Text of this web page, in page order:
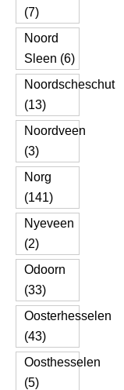
(7)
Noord
Sleen (6)
Noordscheschut
(13)
Noordveen
(3)
Norg
(141)
Nyeveen
(2)
Odoorn
(33)
Oosterhesselen
(43)
Oosthesselen
(5)